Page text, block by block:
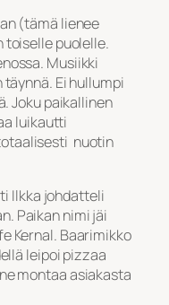
(tämä lienee
toiselle puolelle.
Musiikki
Ei hullumpi
Joku paikallinen
luikautti
nuotin
Ilkka johdatteli
Paikan nimi jäi
Kernal. Baarimikko
leipoi pizzaa
montaa asiakasta